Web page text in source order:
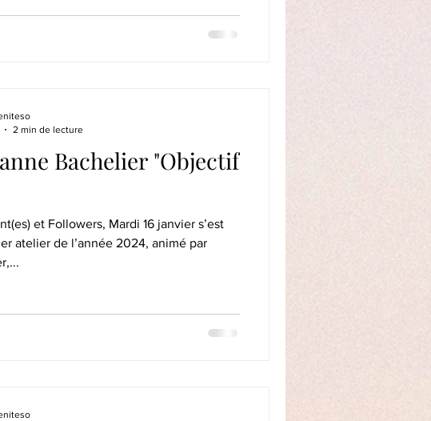
Bachelier "Objectif
et Followers, Mardi 16 janvier s’est
atelier de l’année 2024, animé par
2 min de lecture